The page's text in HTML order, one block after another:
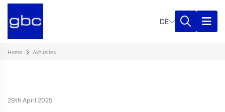
DE
Home Aktuelles
29th April 2025